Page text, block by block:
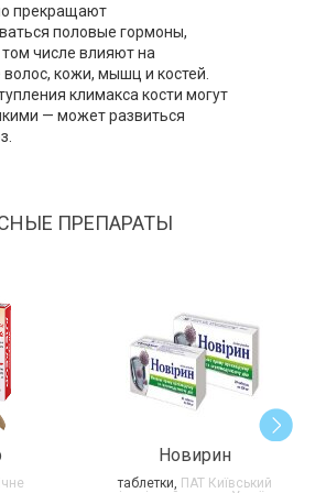
прекращают
половые гормоны,
числе влияют на
волос, кожи, мышц и костей.
климакса кости могут
— может развиться
ПРЕПАРАТЫ
Новирин
таблетки, ПАТ Київський